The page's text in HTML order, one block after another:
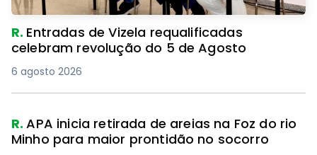
R. Entradas de Vizela requalificadas
celebram revolução do 5 de Agosto
6 agosto 2026
R.APA inicia retirada de areias na Foz do rio
Minho para maior prontidão no socorro